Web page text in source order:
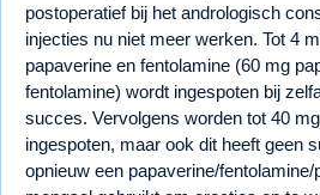
postoperatief bij het andrologisch
injecties nu niet meer werken. Tot 4
papaverine en fentolamine (60 mg
fentolamine) wordt ingespoten bij
succes. Vervolgens worden tot 40
ingespoten, maar ook dit heeft geen
opnieuw een papaverine/fentolamine/